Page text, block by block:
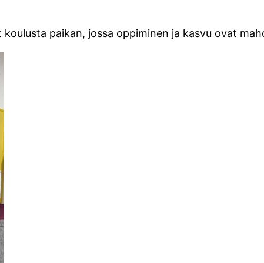
paikan, jossa oppiminen ja kasvu ovat